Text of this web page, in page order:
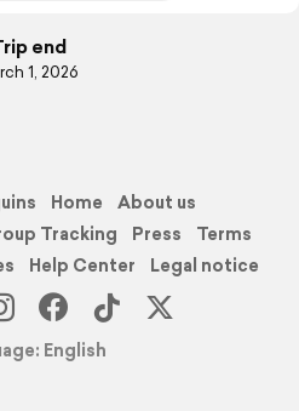
end
1, 2026
Home
About us
Tracking Press
Terms
Help Center
Legal notice
English